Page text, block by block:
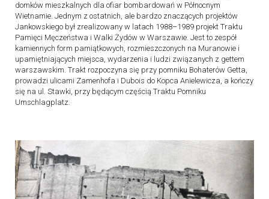
domków mieszkalnych dla ofiar bombardowań w Północnym
Wietnamie. Jednym z ostatnich, ale bardzo znaczących projektów
Jankowskiego był zrealizowany w latach 1988–1989 projekt Traktu
Pamięci Męczeństwa i Walki Żydów w Warszawie. Jest to zespół
kamiennych form pamiątkowych, rozmieszczonych na Muranowie i
upamiętniających miejsca, wydarzenia i ludzi związanych z gettem
warszawskim. Trakt rozpoczyna się przy pomniku Bohaterów Getta,
prowadzi ulicami Zamenhofa i Dubois do Kopca Anielewicza, a kończy
się na ul. Stawki, przy będącym częścią Traktu Pomniku
Umschlagplatz.